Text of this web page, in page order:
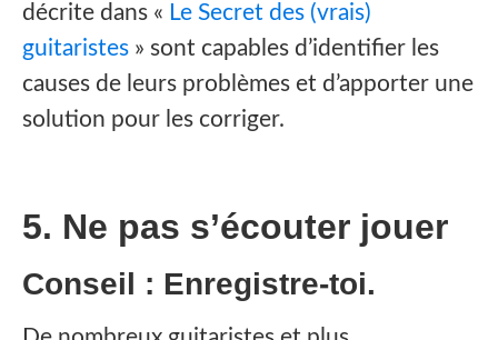
décrite dans « Le Secret des (vrais)
guitaristes » sont capables d’identifier les
causes de leurs problèmes et d’apporter une
solution pour les corriger.
5. Ne pas s’écouter jouer
Conseil : Enregistre-toi.